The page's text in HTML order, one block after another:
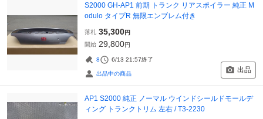
S2000 GH-AP1 前期 トランク リアスポイラー 純正 M
odulo タイプR 無限エンブレム付き
落札 35,300円
開始 29,800円
8 6/13 21:57終了
出品中の商品 出品
AP1 S2000 純正 ノーマル ウインドシールドモールデ
ィング トランクトリム 左右 / T3-2230